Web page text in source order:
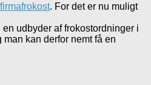
. For det er nu muligt
udbyder af frokostordninger i
kan derfor nemt få en